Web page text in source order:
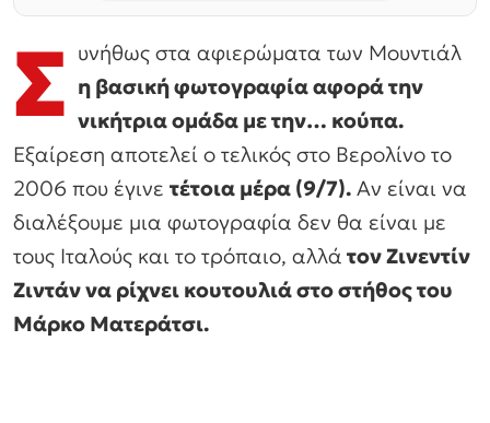
Σ υνήθως στα αφιερώματα των Μουντιάλ
η βασική φωτογραφία αφορά την
νικήτρια ομάδα με την… κούπα.
Εξαίρεση αποτελεί ο τελικός στο Βερολίνο το
2006 που έγινε τέτοια μέρα (9/7). Αν είναι να
διαλέξουμε μια φωτογραφία δεν θα είναι με
τους Ιταλούς και το τρόπαιο, αλλά τον Ζινεντίν
Ζιντάν να ρίχνει κουτουλιά στο στήθος του
Μάρκο Ματεράτσι.